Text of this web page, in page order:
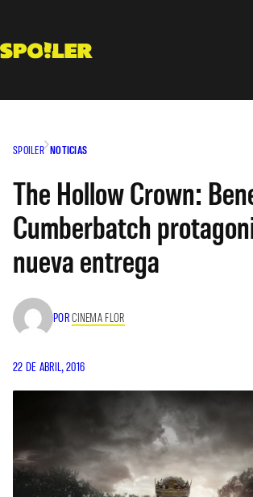
contenido
SPOILER NOTICIAS
The Hollow Crown:
Cumberbatch
nueva entrega
PORCINEMA FLOR
22 DE ABRIL, 2016